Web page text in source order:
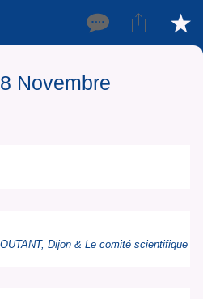
Novembre
, Dijon & Le comité scientifique